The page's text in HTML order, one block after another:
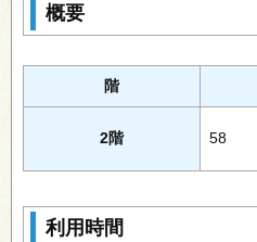
概要
階
2階 58
利用時間